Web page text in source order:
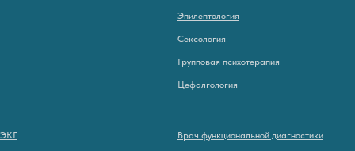
Эпилептология
Сексология
Групповая психотерапия
Цефалгология
ЭКГ Врач функциональной диагностики